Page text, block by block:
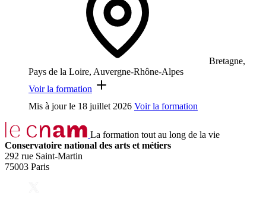
Bretagne,
Pays de la Loire, Auvergne-Rhône-Alpes
Voir la formation
Mis à jour le 18 juillet 2026 Voir la formation
La formation tout au long de la vie
Conservatoire national des arts et métiers
292 rue Saint-Martin
75003 Paris